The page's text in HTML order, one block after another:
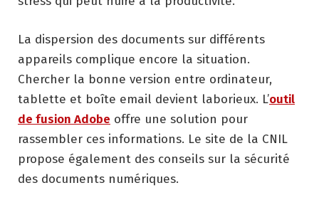
La dispersion des documents sur différents
appareils complique encore la situation.
Chercher la bonne version entre ordinateur,
tablette et boîte email devient laborieux. L’outil
de fusion Adobe offre une solution pour
rassembler ces informations. Le site de la CNIL
propose également des conseils sur la sécurité
des documents numériques.